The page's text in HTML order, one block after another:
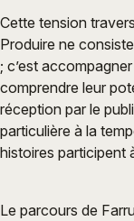
Cette tension
Produire ne
; c’est
comprendre leur
réception par le
particulière à la
histoires participent
Le parcours de